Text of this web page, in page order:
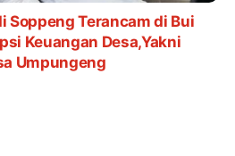
Soppeng Terancam di Bui
Keuangan Desa,Yakni
Umpungeng